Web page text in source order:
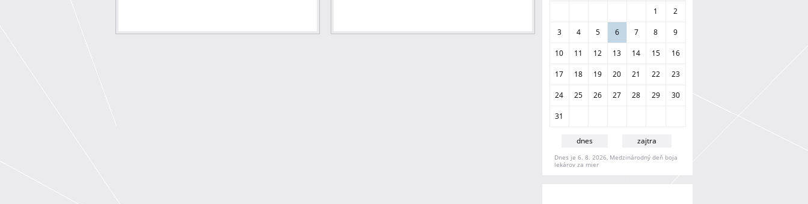
1 2
3 4 5 6 7 8 9
10 11 12 13 14 15 16
17 18 19 20 21 22 23
24 25 26 27 28 29 30
31
dnes zajtra
Dnes je 6. 8. 2026, Medzinárodný deň boja
lekárov za mier